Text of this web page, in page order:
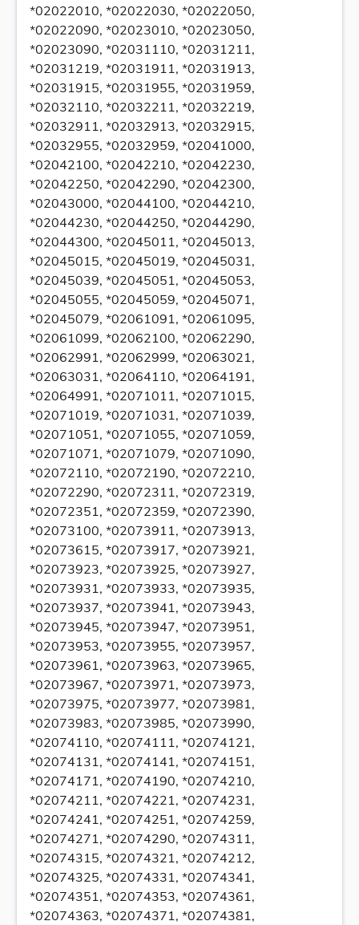
*02022010, *02022030, *02022050,
*02022090, *02023010, *02023050,
*02023090, *02031110, *02031211,
*02031219, *02031911, *02031913,
*02031915, *02031955, *02031959,
*02032110, *02032211, *02032219,
*02032911, *02032913, *02032915,
*02032955, *02032959, *02041000,
*02042100, *02042210, *02042230,
*02042250, *02042290, *02042300,
*02043000, *02044100, *02044210,
*02044230, *02044250, *02044290,
*02044300, *02045011, *02045013,
*02045015, *02045019, *02045031,
*02045039, *02045051, *02045053,
*02045055, *02045059, *02045071,
*02045079, *02061091, *02061095,
*02061099, *02062100, *02062290,
*02062991, *02062999, *02063021,
*02063031, *02064110, *02064191,
*02064991, *02071011, *02071015,
*02071019, *02071031, *02071039,
*02071051, *02071055, *02071059,
*02071071, *02071079, *02071090,
*02072110, *02072190, *02072210,
*02072290, *02072311, *02072319,
*02072351, *02072359, *02072390,
*02073100, *02073911, *02073913,
*02073615, *02073917, *02073921,
*02073923, *02073925, *02073927,
*02073931, *02073933, *02073935,
*02073937, *02073941, *02073943,
*02073945, *02073947, *02073951,
*02073953, *02073955, *02073957,
*02073961, *02073963, *02073965,
*02073967, *02073971, *02073973,
*02073975, *02073977, *02073981,
*02073983, *02073985, *02073990,
*02074110, *02074111, *02074121,
*02074131, *02074141, *02074151,
*02074171, *02074190, *02074210,
*02074211, *02074221, *02074231,
*02074241, *02074251, *02074259,
*02074271, *02074290, *02074311,
*02074315, *02074321, *02074212,
*02074325, *02074331, *02074341,
*02074351, *02074353, *02074361,
*02074363, *02074371, *02074381,